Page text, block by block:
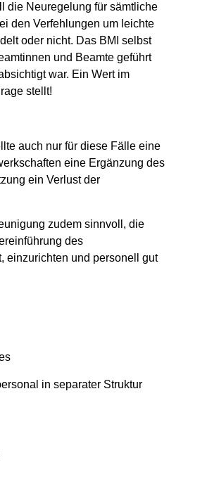
die Neuregelung für sämtliche
den Verfehlungen um leichte
oder nicht. Das BMI selbst
und Beamte geführt
war. Ein Wert im
stellt!
auch nur für diese Fälle eine
eine Ergänzung des
ein Verlust der
zudem sinnvoll, die
des
einzurichten und personell gut
in separater Struktur